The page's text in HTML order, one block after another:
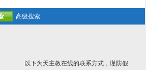
高级搜索
以下为天主教在线的联系方式，谨防假